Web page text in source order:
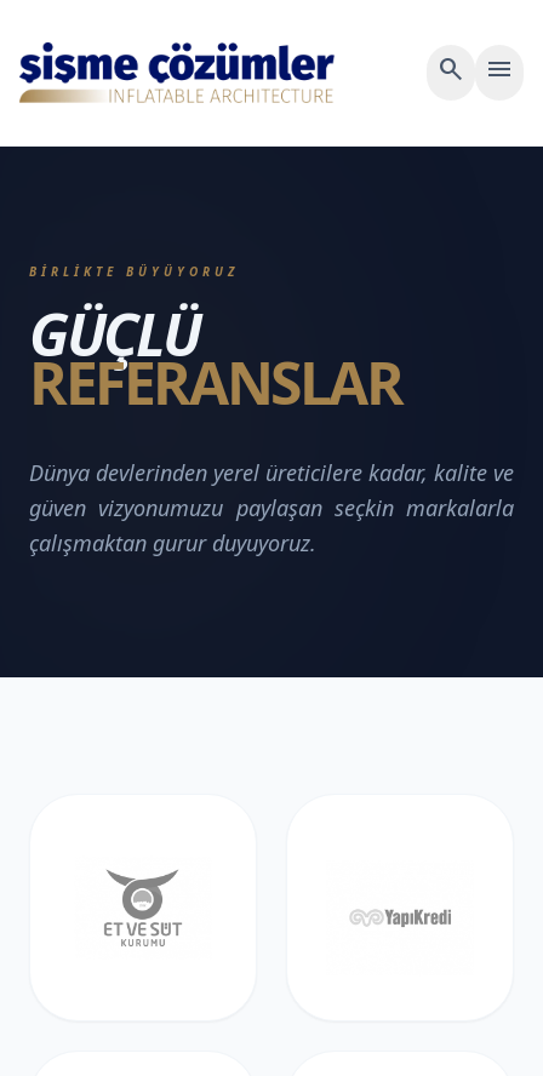
search menu
BİRLİKTE BÜYÜYORUZ
GÜÇLÜ
REFERANSLAR
Dünya devlerinden yerel üreticilere kadar, kalite ve
güven vizyonumuzu paylaşan seçkin markalarla
çalışmaktan gurur duyuyoruz.